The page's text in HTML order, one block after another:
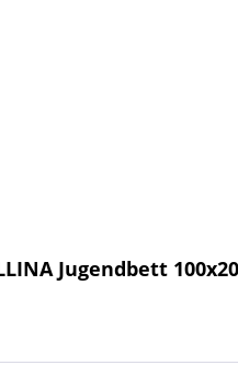
Jugendbett